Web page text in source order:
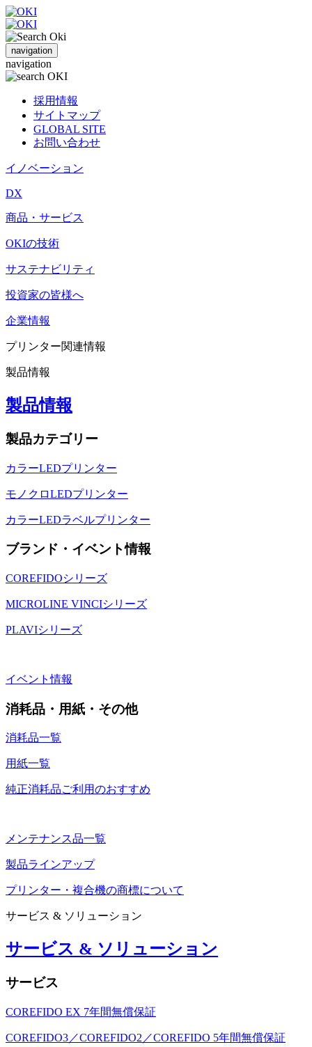
navigation
navigation
採用情報
サイトマップ
GLOBAL SITE
お問い合わせ
イノベーション
DX
商品・サービス
OKIの技術
サステナビリティ
投資家の皆様へ
企業情報
プリンター関連情報
製品情報
製品情報
製品カテゴリー
カラーLEDプリンター
モノクロLEDプリンター
カラーLEDラベルプリンター
ブランド・イベント情報
COREFIDOシリーズ
MICROLINE VINCIシリーズ
PLAVIシリーズ
イベント情報
消耗品・用紙・その他
消耗品一覧
用紙一覧
純正消耗品ご利用のおすすめ
メンテナンス品一覧
製品ラインアップ
プリンター・複合機の商標について
サービス & ソリューション
サービス & ソリューション
サービス
COREFIDO EX 7年間無償保証
COREFIDO3／COREFIDO2／COREFIDO 5年間無償保証